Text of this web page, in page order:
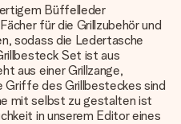
Büffelleder
für die Grillzubehör und
sodass die Ledertasche
Set ist aus
aus einer Grillzange,
Griffe des Grillbesteckes sind
mit selbst zu gestalten ist
in unserem Editor eines